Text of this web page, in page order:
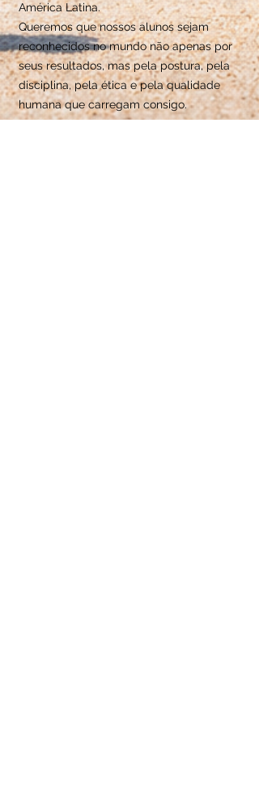
América Latina.
Queremos que nossos alunos sejam
reconhecidos no mundo não apenas por
seus resultados, mas pela postura, pela
disciplina, pela ética e pela qualidade
humana que carregam consigo.